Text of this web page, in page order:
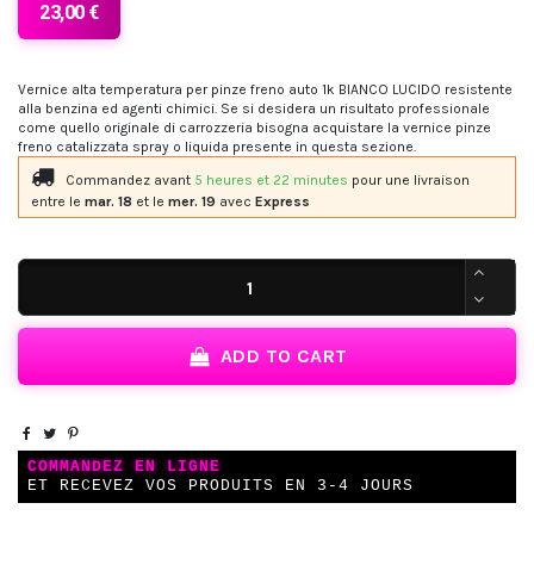
23,00 €
Vernice alta temperatura per pinze freno auto 1k BIANCO LUCIDO resistente
alla benzina ed agenti chimici. Se si desidera un risultato professionale
come quello originale di carrozzeria bisogna acquistare la vernice pinze
freno catalizzata spray o liquida presente in questa sezione.
Commandez avant 5 heures et 22 minutes pour une livraison
entre le mar. 18 et le mer. 19 avec Express
ADD TO CART
COMMANDEZ EN LIGNE
ET RECEVEZ VOS PRODUITS EN 3-4 JOURS